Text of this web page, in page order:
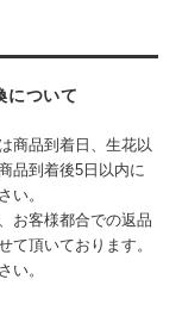
について
商品到着日、生花以
品到着後5日以内に
い。
お客様都合での返品
て頂いております。
い。